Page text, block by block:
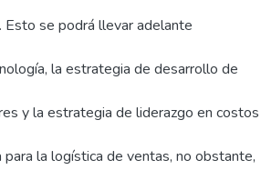
se podrá llevar adelante
la estrategia de desarrollo de
y la estrategia de liderazgo en costos
la logística de ventas, no obstante,